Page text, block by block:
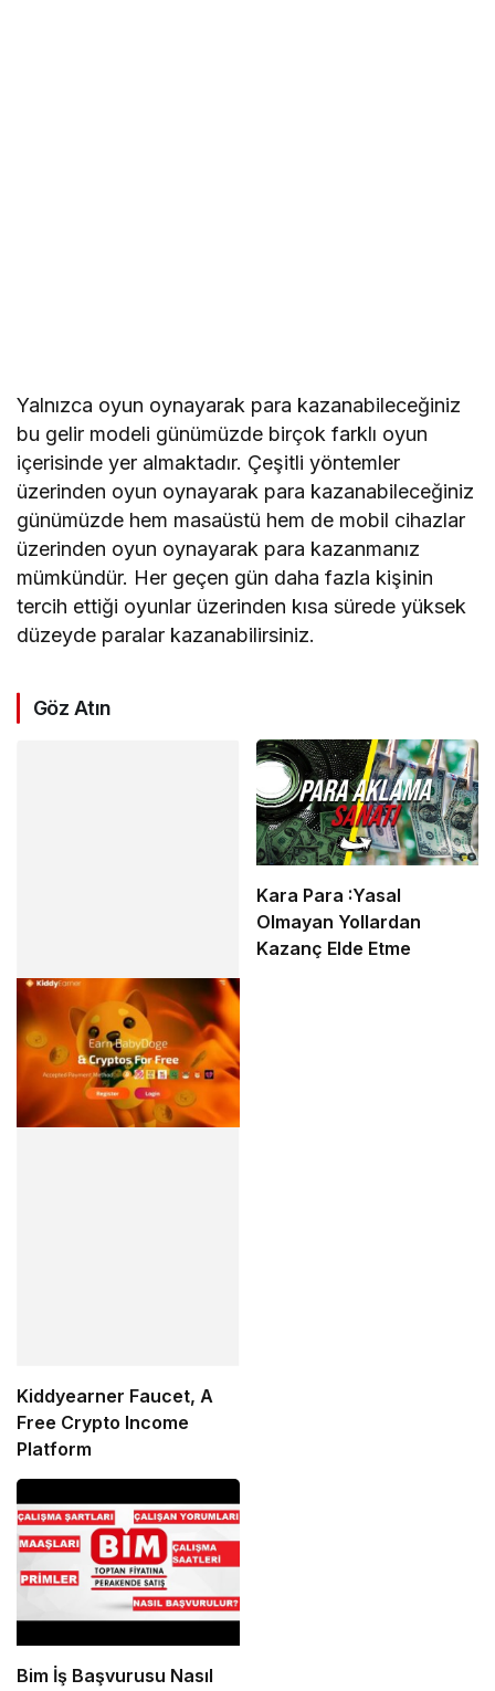
Yalnızca oyun oynayarak para kazanabileceğiniz
bu gelir modeli günümüzde birçok farklı oyun
içerisinde yer almaktadır. Çeşitli yöntemler
üzerinden oyun oynayarak para kazanabileceğiniz
günümüzde hem masaüstü hem de mobil cihazlar
üzerinden oyun oynayarak para kazanmanız
mümkündür. Her geçen gün daha fazla kişinin
tercih ettiği oyunlar üzerinden kısa sürede yüksek
düzeyde paralar kazanabilirsiniz.
Göz Atın
Kiddyearner Faucet, A
Free Crypto Income
Platform
Kara Para :Yasal
Olmayan Yollardan
Kazanç Elde Etme
Bim İş Başvurusu Nasıl